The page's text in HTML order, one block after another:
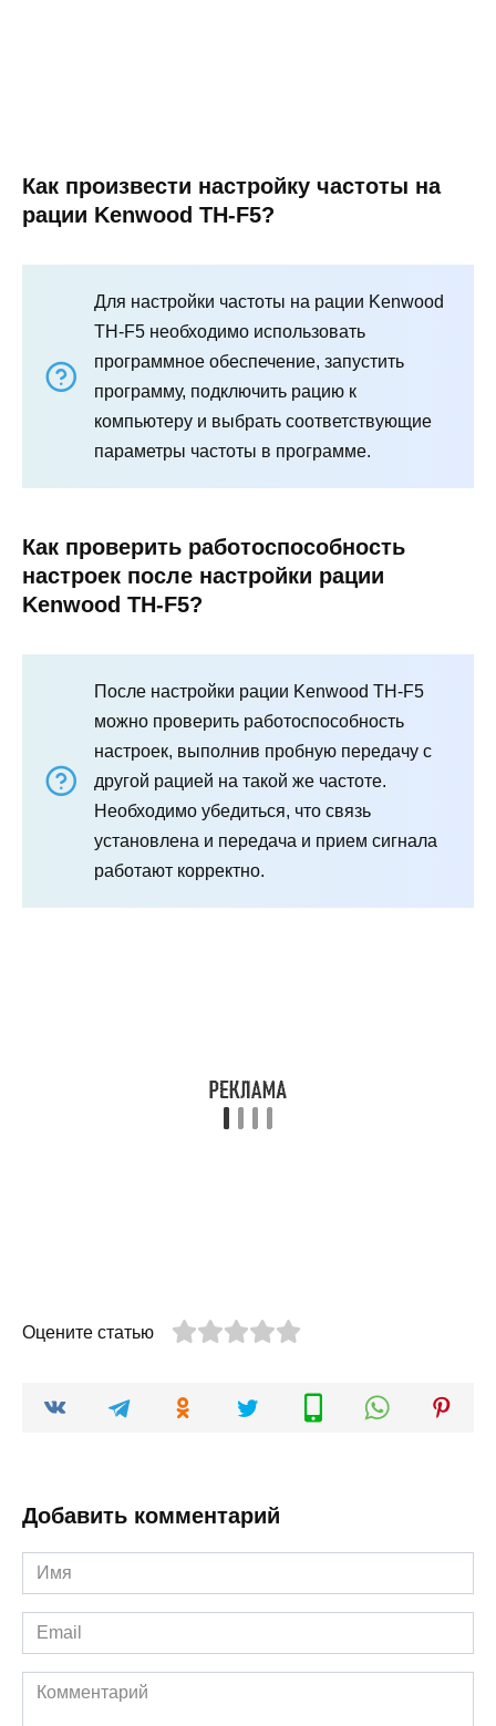
Как произвести настройку частоты на
рации Kenwood TH-F5?
Для настройки частоты на рации Kenwood
TH-F5 необходимо использовать
программное обеспечение, запустить
программу, подключить рацию к
компьютеру и выбрать соответствующие
параметры частоты в программе.
Как проверить работоспособность
настроек после настройки рации
Kenwood TH-F5?
После настройки рации Kenwood TH-F5
можно проверить работоспособность
настроек, выполнив пробную передачу с
другой рацией на такой же частоте.
Необходимо убедиться, что связь
установлена и передача и прием сигнала
работают корректно.
Оцените статью
Добавить комментарий
Имя
*
Email
*
Комментарий